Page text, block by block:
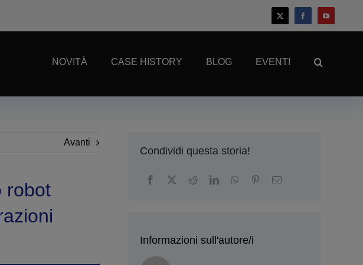
NOVITÀ CASE HISTORY BLOG EVENTI
Avanti
robot
Condividi questa storia!
Informazioni sull'autore/i